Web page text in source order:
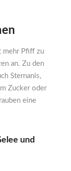
mehr Pfiff zu
an. Zu den
Sternanis,
Zucker oder
eine
und